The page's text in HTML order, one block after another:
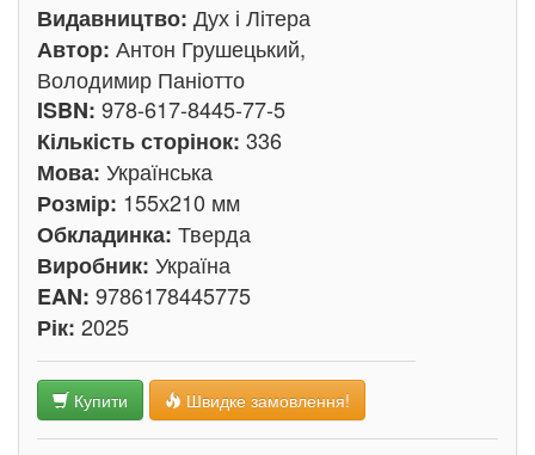
Видавництво: Дух і Літера
Автор: Антон Грушецький,
Володимир Паніотто
ISBN: 978-617-8445-77-5
Кількість сторінок: 336
Мова: Українська
Розмір: 155х210 мм
Обкладинка: Тверда
Виробник: Україна
EAN: 9786178445775
Рік: 2025
Купити Швидке замовлення!